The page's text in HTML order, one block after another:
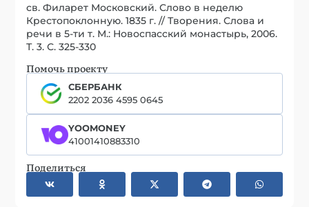
св. Филарет Московский. Слово в неделю
Крестопоклонную. 1835 г. // Творения. Слова и
речи в 5-ти т. М.: Новоспасский монастырь, 2006.
Т. 3. С. 325-330
Помочь проекту
СБЕРБАНК
2202 2036 4595 0645
YOOMONEY
41001410883310
Поделиться